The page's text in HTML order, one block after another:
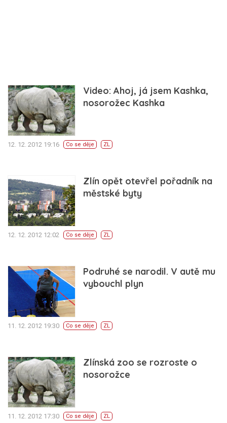
Video: Ahoj, já jsem Kashka,
nosorožec Kashka
12. 12. 2012 19:16 Co se děje ZL
Zlín opět otevřel pořadník na
městské byty
12. 12. 2012 12:02 Co se děje ZL
Podruhé se narodil. V autě mu
vybouchl plyn
11. 12. 2012 19:30 Co se děje ZL
Zlínská zoo se rozroste o
nosorožce
11. 12. 2012 17:30 Co se děje ZL